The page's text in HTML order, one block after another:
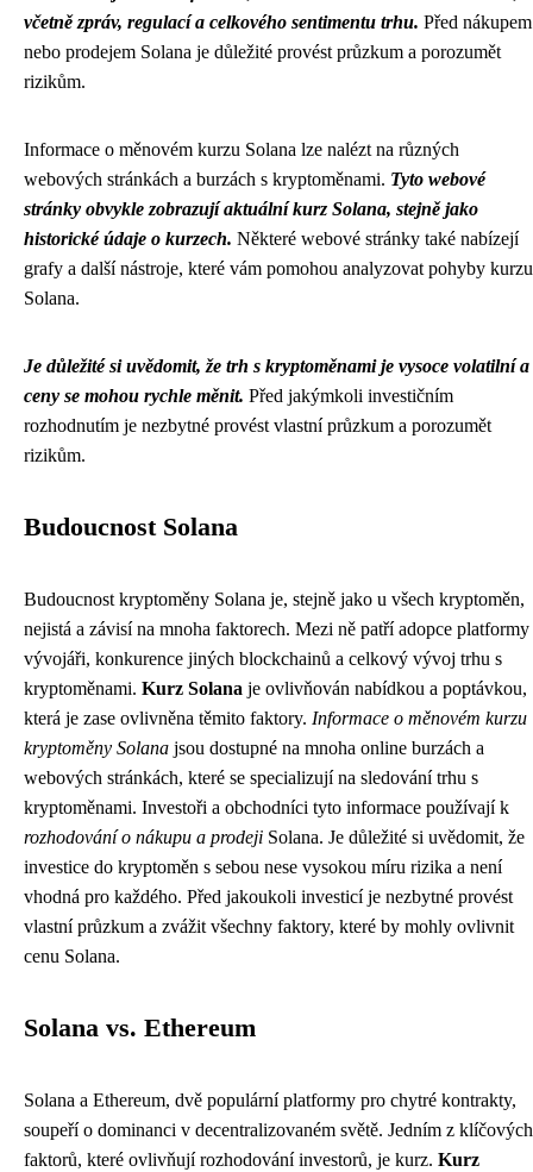
včetně zpráv, regulací a celkového sentimentu trhu. Před nákupem
nebo prodejem Solana je důležité provést průzkum a porozumět
rizikům.
Informace o měnovém kurzu Solana lze nalézt na různých
webových stránkách a burzách s kryptoměnami. Tyto webové
stránky obvykle zobrazují aktuální kurz Solana, stejně jako
historické údaje o kurzech. Některé webové stránky také nabízejí
grafy a další nástroje, které vám pomohou analyzovat pohyby kurzu
Solana.
Je důležité si uvědomit, že trh s kryptoměnami je vysoce volatilní a
ceny se mohou rychle měnit. Před jakýmkoli investičním
rozhodnutím je nezbytné provést vlastní průzkum a porozumět
rizikům.
Budoucnost Solana
Budoucnost kryptoměny Solana je, stejně jako u všech kryptoměn,
nejistá a závisí na mnoha faktorech. Mezi ně patří adopce platformy
vývojáři, konkurence jiných blockchainů a celkový vývoj trhu s
kryptoměnami. Kurz Solana je ovlivňován nabídkou a poptávkou,
která je zase ovlivněna těmito faktory. Informace o měnovém kurzu
kryptoměny Solana jsou dostupné na mnoha online burzách a
webových stránkách, které se specializují na sledování trhu s
kryptoměnami. Investoři a obchodníci tyto informace používají k
rozhodování o nákupu a prodeji Solana. Je důležité si uvědomit, že
investice do kryptoměn s sebou nese vysokou míru rizika a není
vhodná pro každého. Před jakoukoli investicí je nezbytné provést
vlastní průzkum a zvážit všechny faktory, které by mohly ovlivnit
cenu Solana.
Solana vs. Ethereum
Solana a Ethereum, dvě populární platformy pro chytré kontrakty,
soupeří o dominanci v decentralizovaném světě. Jedním z klíčových
faktorů, které ovlivňují rozhodování investorů, je kurz. Kurz